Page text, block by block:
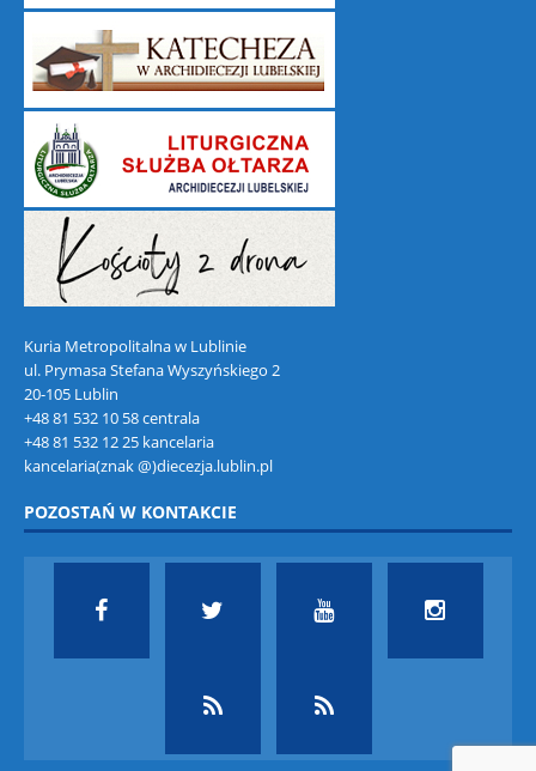
Kuria Metropolitalna w Lublinie
ul. Prymasa Stefana Wyszyńskiego 2
20-105 Lublin
+48 81 532 10 58 centrala
+48 81 532 12 25 kancelaria
kancelaria(znak @)diecezja.lublin.pl
POZOSTAŃ W KONTAKCIE